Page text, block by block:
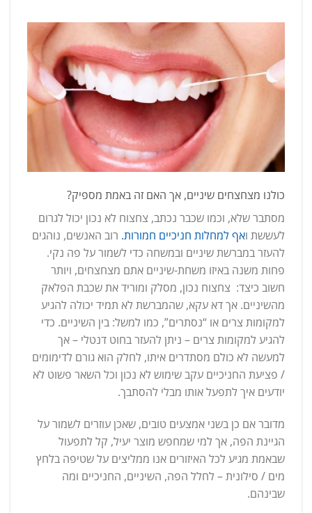
כולנו מצחצחים שיניים, אך האם זה באמת מספיק?
מסתבר שלא, וכמו שכבר נכתב, צחצוח לא נכון יכול לגרום
לעששת ואף למחלות חניכיים חמורות. רוב האנשים, נוהגים
להעזר במברשת שיניים ובמשחה כדי לשמור על פה נקי.
פחות משנה באיזו משחת-שיניים אתם מצחצחים, ויותר
חשוב כיצד: צחצוח נכון, מסלק ומוריד את שכבת הפלאק
מהשיניים. אך דא עקא, שהמברשת לא תמיד יכולה להגיע
למקומות צרים או “נסתרים”, כמו למשל: בין השיניים. כדי
להגיע למקומות צרים – ניתן להעזר בחוט דנטלי – אך
למעשה לא כולם מסתדרים איתו, לחלק הוא גורם לדימומים
/ פציעת החניכיים עקב שימוש לא נכון וכל השאר פשוט לא
יודעים איך לתפעל אותו מבלי להסתבך.
מדובר אם כן בשני אמצעים טובים, שאכן עוזרים לשמור על
הגיינת הפה, אך למי שמחפש מוצר יעיל, קל לתפעול
שבאמת מגיע לכל האיזורים אנו ממליצים על שטיפה בלחץ
מים / סילונית – לחלל הפה, השיניים, החניכיים ומה
שבינהם.